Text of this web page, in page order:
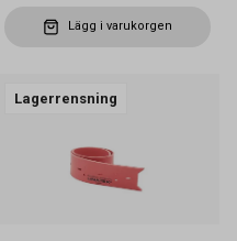
Lägg i varukorgen
Lagerrensning